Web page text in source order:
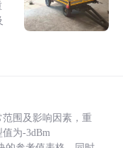
围及影响因素，重
为-3dBm